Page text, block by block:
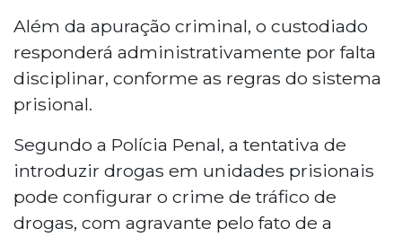
Além da apuração criminal, o custodiado
responderá administrativamente por falta
disciplinar, conforme as regras do sistema
prisional.
Segundo a Polícia Penal, a tentativa de
introduzir drogas em unidades prisionais
pode configurar o crime de tráfico de
drogas, com agravante pelo fato de a